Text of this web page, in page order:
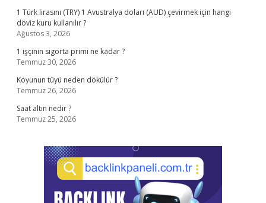
1 Türk lirasını (TRY) 1 Avustralya doları (AUD) çevirmek için hangi
döviz kuru kullanılır ?
Ağustos 3, 2026
1 işçinin sigorta primi ne kadar ?
Temmuz 30, 2026
Koyunun tüyü neden dökülür ?
Temmuz 26, 2026
Saat altın nedir ?
Temmuz 25, 2026